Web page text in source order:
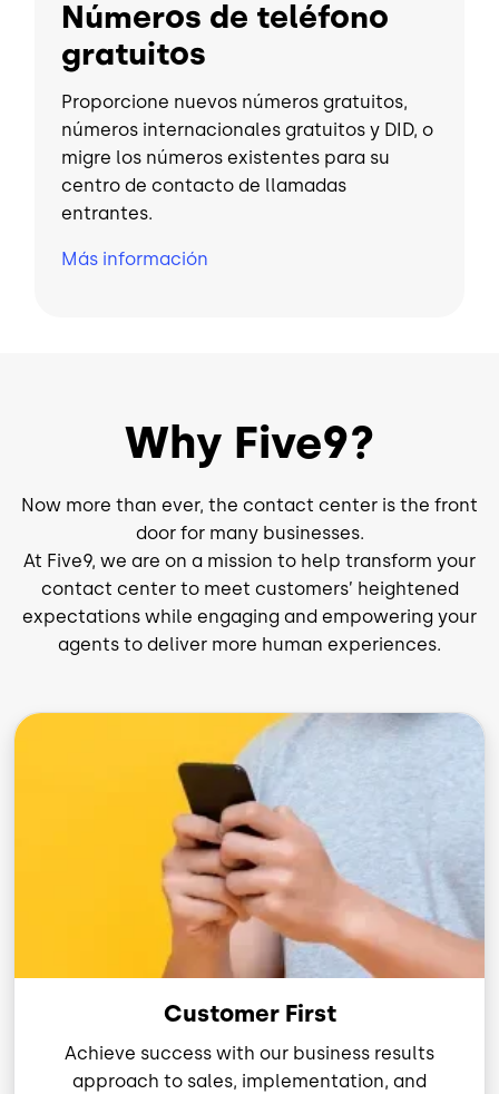
Números de teléfono
gratuitos
Proporcione nuevos números gratuitos,
números internacionales gratuitos y DID, o
migre los números existentes para su
centro de contacto de llamadas
entrantes.
Más información
Why Five9?
Now more than ever, the contact center is the front
door for many businesses.
At Five9, we are on a mission to help transform your
contact center to meet customers’ heightened
expectations while engaging and empowering your
agents to deliver more human experiences.
Imagen
Customer First
Achieve success with our business results
approach to sales, implementation, and